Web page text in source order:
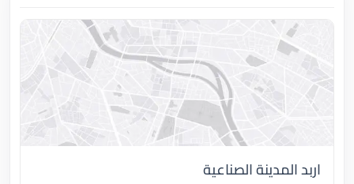
اربد المدينة الصناعية